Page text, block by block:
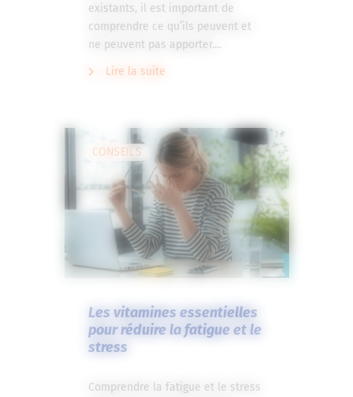
existants, il est important de
comprendre ce qu’ils peuvent et
ne peuvent pas apporter....
Lire la suite
CONSEILS
Les vitamines essentielles
pour réduire la fatigue et le
stress
Comprendre la fatigue et le stress